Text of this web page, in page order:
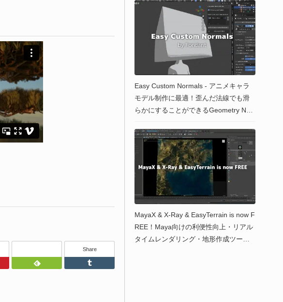
ックマークPinterest Feedly
Share
Easy Custom Normals - アニメキャラ
モデル制作に最適！歪んだ法線でも滑
らかにすることができるGeometry Nod
nderアドオン！無料！
MayaX & X-Ray & EasyTerrain is now F
REE！Maya向けの利便性向上・リアル
タイムレンダリング・地形作成ツール